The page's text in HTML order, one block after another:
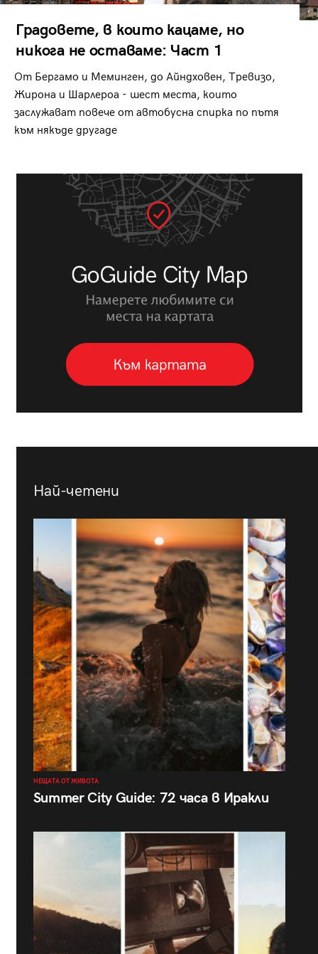
Градовете, в които кацаме, но
никога не оставаме: Част 1
От Бергамо и Меминген, до Айндховен, Тревизо,
Жирона и Шарлероа - шест места, които
заслужават повече от автобусна спирка по пътя
към някъде другаде
Най-четени
НЕЩАТА ОТ ЖИВОТА
Summer City Guide: 72 часа в Иракли